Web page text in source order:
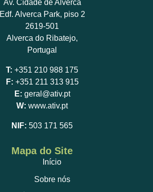
Av. Cidade de Alverca
Edf. Alverca Park, piso 2
2619-501
Alverca do Ribatejo,
Portugal
T: +351 210 988 175
F: +351 211 313 915
E: geral@ativ.pt
W: www.ativ.pt
NIF: 503 171 565
Mapa do Site
Início
Sobre nós